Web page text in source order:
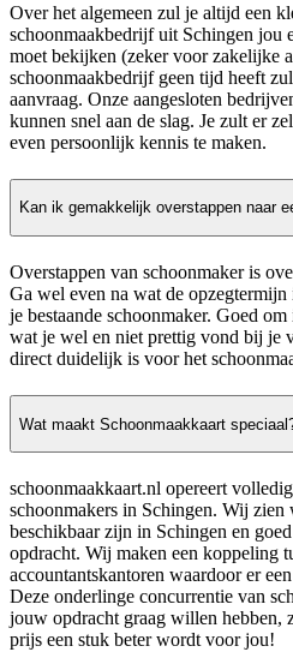
Over het algemeen zul je altijd een
schoonmaakbedrijf uit Schingen jou
moet bekijken (zeker voor zakelijke
schoonmaakbedrijf geen tijd heeft
aanvraag. Onze aangesloten
kunnen snel aan de slag. Je zult er
even persoonlijk kennis te maken.
Kan ik gemakkelijk overstappen naar
Overstappen van schoonmaker is
Ga wel even na wat de
je bestaande schoonmaker. Goed
wat je wel en niet prettig vond bij je
direct duidelijk is voor het
Wat maakt Schoonmaakkaart
schoonmaakkaart.nl opereert
schoonmakers in Schingen. Wij zien
beschikbaar zijn in Schingen en
opdracht. Wij maken een koppeling
accountantskantoren waardoor er
Deze onderlinge concurrentie van
jouw opdracht graag willen hebben,
prijs een stuk beter wordt voor jou!